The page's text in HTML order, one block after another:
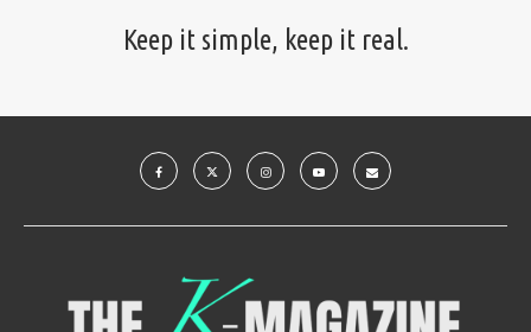
Keep it simple, keep it real.